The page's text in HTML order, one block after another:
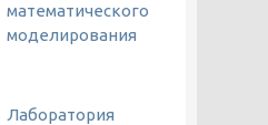
математического
моделирования
Лаборатория